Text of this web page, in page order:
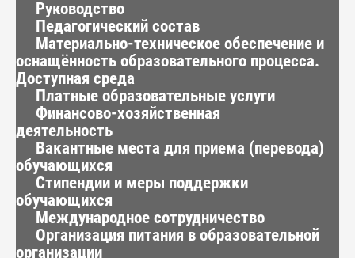
Руководство
Педагогический состав
Материально-техническое обеспечение и
оснащённость образовательного процесса.
Доступная среда
Платные образовательные услуги
Финансово-хозяйственная
деятельность
Вакантные места для приема (перевода)
обучающихся
Стипендии и меры поддержки
обучающихся
Международное сотрудничество
Организация питания в образовательной
организации